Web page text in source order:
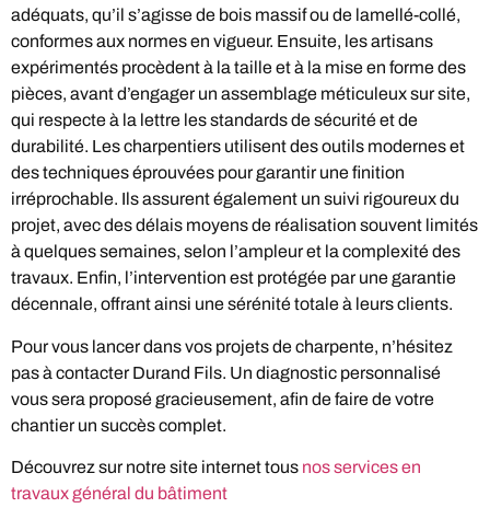
adéquats, qu’il s’agisse de bois massif ou de lamellé-collé,
conformes aux normes en vigueur. Ensuite, les artisans
expérimentés procèdent à la taille et à la mise en forme des
pièces, avant d’engager un assemblage méticuleux sur site,
qui respecte à la lettre les standards de sécurité et de
durabilité. Les charpentiers utilisent des outils modernes et
des techniques éprouvées pour garantir une finition
irréprochable. Ils assurent également un suivi rigoureux du
projet, avec des délais moyens de réalisation souvent limités
à quelques semaines, selon l’ampleur et la complexité des
travaux. Enfin, l’intervention est protégée par une garantie
décennale, offrant ainsi une sérénité totale à leurs clients.
Pour vous lancer dans vos projets de charpente, n’hésitez
pas à contacter Durand Fils. Un diagnostic personnalisé
vous sera proposé gracieusement, afin de faire de votre
chantier un succès complet.
Découvrez sur notre site internet tous nos services en
travaux général du bâtiment